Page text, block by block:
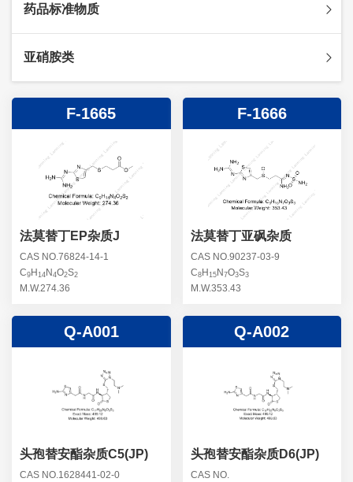
头孢米诺杂质
头孢吡肟杂质
头孢地嗪钠杂质
头孢噻肟杂质
头孢曲松钠杂质
头孢他美酯杂质
青霉素杂质
头孢羟氨苄杂质
头孢西丁杂质
头孢卡品酯杂质
头孢唑肟杂质
阿洛西林杂质
美洛西林杂质
厄他培南杂质
多尼培南杂质
利福平杂质
苄丝肼杂质
克拉霉素杂质
螺旋霉素杂质
克拉维酸钾杂质
卡络磺钠杂质
替加环素杂质
土霉素杂质
林可霉素杂质
杂质对照品
药品标准物质
亚硝胺类
F-1665
法莫替丁EP杂质J
CAS NO.76824-14-1
C9 H 14 N 4O2S2
M.W.274.36
F-1666
法莫替丁亚砜杂质
CAS NO.90237-03-9
C8H 15N 7O3S3
M.W.353.43
Q-A001
头孢替安酯杂质C5(JP)
CAS NO.1628441-02-0
Q-A002
头孢替安酯杂质D6(JP)
CAS NO.